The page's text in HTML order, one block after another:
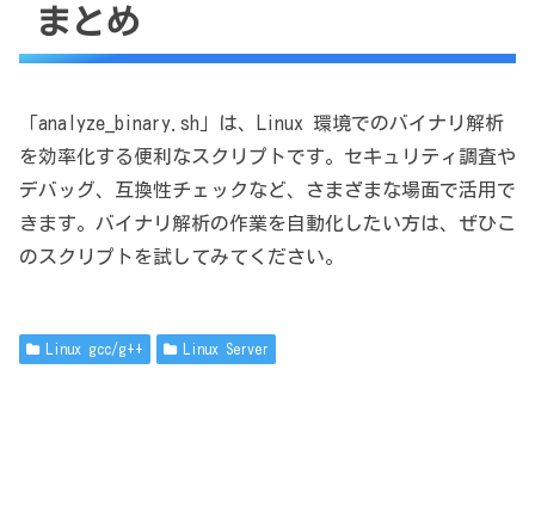
まとめ
「analyze_binary.sh」は、Linux 環境でのバイナリ解析
を効率化する便利なスクリプトです。セキュリティ調査や
デバッグ、互換性チェックなど、さまざまな場面で活用で
きます。バイナリ解析の作業を自動化したい方は、ぜひこ
のスクリプトを試してみてください。
Linux gcc/g++ Linux Server